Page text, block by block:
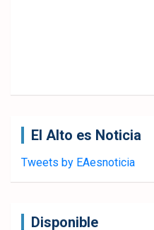
El Alto es Noticia
Tweets by EAesnoticia
Disponible